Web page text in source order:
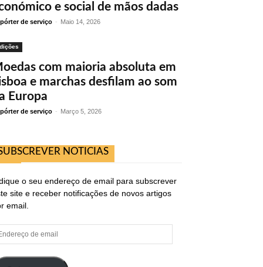
e social de mãos dadas
de serviço - Maio 14, 2026
com maioria absoluta em
e marchas desfilam ao som
Europa
de serviço - Março 5, 2026
NOTICIAS
o seu endereço de email para subscrever
site e receber notificações de novos artigos
email.